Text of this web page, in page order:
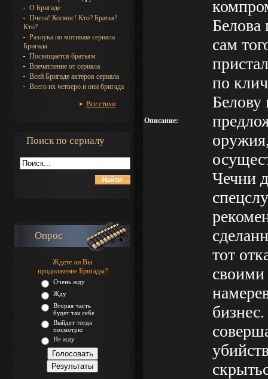
О Бригаде
Пчела! Космос! Кто? Братья!
Кто?
Разлука по мотивам сериала
Бригада
Посвящается братьям
Впечатление от сериала
Всей Бригаде актеров сериала
Всего их четверо и они бригада
Все стихи
Поиск по сериалу
Опрос
Ждете ли Вы
продолжение Бригады?
Очень жду
Жду
Вторая часть
будет так себе
Выйдет тогда
посмотрю
Не жду
Описание:
Белова
сам
по
Белову
Чечни
тот
своими